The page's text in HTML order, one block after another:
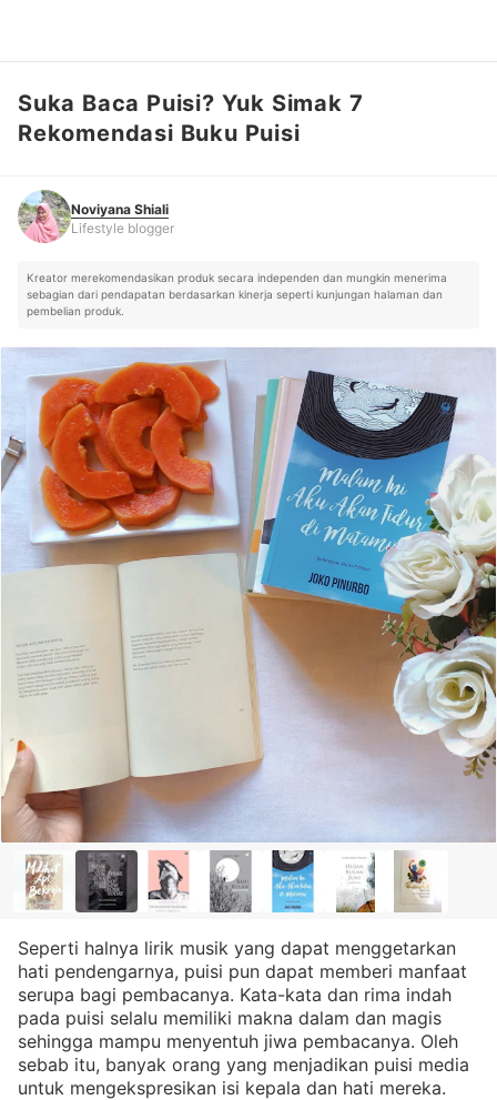
Noviyana Shiali
Suka Baca Puisi? Yuk Simak 7
Rekomendasi Buku Puisi
Noviyana Shiali
Lifestyle blogger
Kreator merekomendasikan produk secara independen dan mungkin menerima
sebagian dari pendapatan berdasarkan kinerja seperti kunjungan halaman dan
pembelian produk.
Seperti halnya lirik musik yang dapat menggetarkan
hati pendengarnya, puisi pun dapat memberi manfaat
serupa bagi pembacanya. Kata-kata dan rima indah
pada puisi selalu memiliki makna dalam dan magis
sehingga mampu menyentuh jiwa pembacanya. Oleh
sebab itu, banyak orang yang menjadikan puisi media
untuk mengekspresikan isi kepala dan hati mereka.